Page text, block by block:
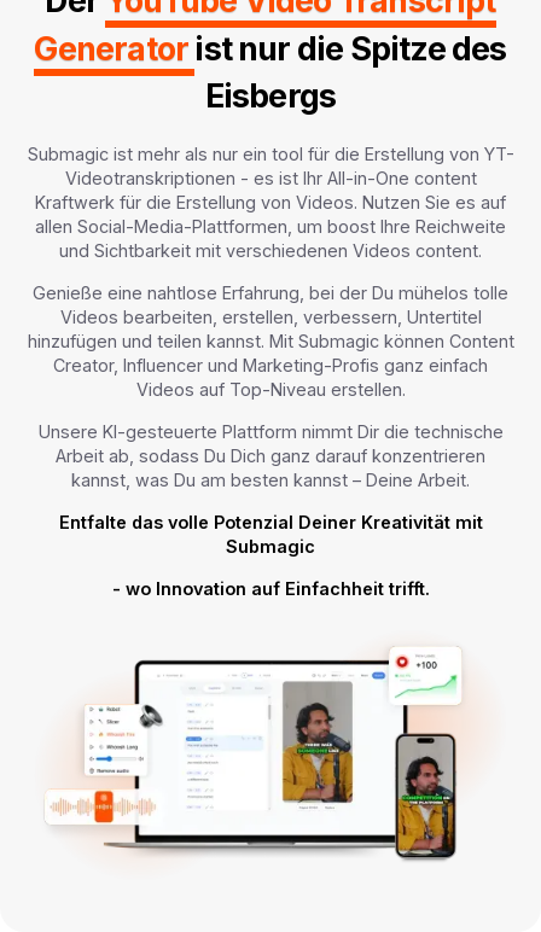
Generator ist nur die Spitze des
Eisbergs
Submagic ist mehr als nur ein tool für die Erstellung von YT-
Videotranskriptionen - es ist Ihr All-in-One content
Kraftwerk für die Erstellung von Videos. Nutzen Sie es auf
allen Social-Media-Plattformen, um boost Ihre Reichweite
und Sichtbarkeit mit verschiedenen Videos content.
Genieße eine nahtlose Erfahrung, bei der Du mühelos tolle
Videos bearbeiten, erstellen, verbessern, Untertitel
hinzufügen und teilen kannst. Mit Submagic können Content
Creator, Influencer und Marketing-Profis ganz einfach
Videos auf Top-Niveau erstellen.
Unsere KI-gesteuerte Plattform nimmt Dir die technische
Arbeit ab, sodass Du Dich ganz darauf konzentrieren
kannst, was Du am besten kannst – Deine Arbeit.
Entfalte das volle Potenzial Deiner Kreativität mit
Submagic
- wo Innovation auf Einfachheit trifft.